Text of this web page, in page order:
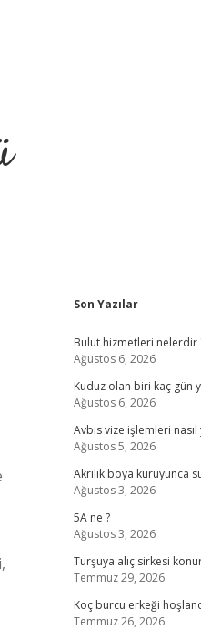
Sidebar
Son Yazılar
Bulut hizmetleri nelerdir
Ağustos 6, 2026
Kuduz olan biri kaç gün
Ağustos 6, 2026
Avbis vize işlemleri nasıl
Ağustos 5, 2026
Akrilik boya kuruyunca
Ağustos 3, 2026
5A ne ?
Ağustos 3, 2026
Turşuya alıç sirkesi
Temmuz 29, 2026
Koç burcu erkeği
Temmuz 26, 2026